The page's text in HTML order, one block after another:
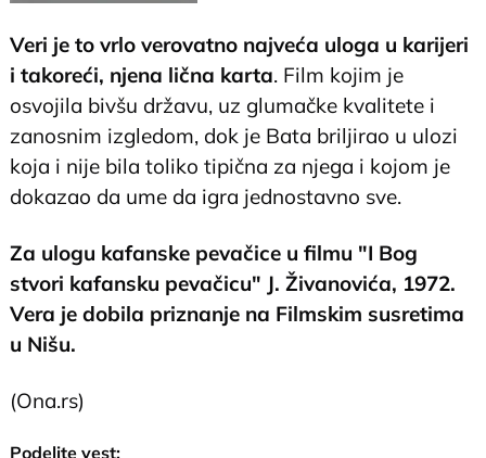
Veri je to vrlo verovatno najveća uloga u karijeri
i takoreći, njena lična karta. Film kojim je
osvojila bivšu državu, uz glumačke kvalitete i
zanosnim izgledom, dok je Bata briljirao u ulozi
koja i nije bila toliko tipična za njega i kojom je
dokazao da ume da igra jednostavno sve.
Za ulogu kafanske pevačice u filmu "I Bog
stvori kafansku pevačicu" J. Živanovića, 1972.
Vera je dobila priznanje na Filmskim susretima
u Nišu.
(Ona.rs)
Podelite vest: